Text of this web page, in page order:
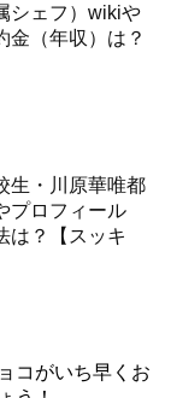
シェフ）wikiや
金（年収）は？
生・川原華唯都
プロフィール
は？【スッキ
コがいち早くお